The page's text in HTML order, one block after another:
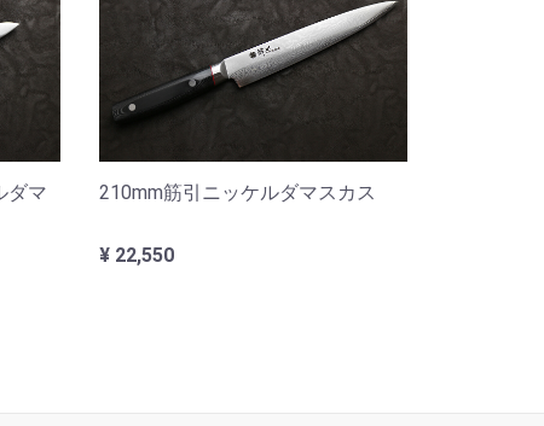
ダマ
210mm筋引ニッケルダマスカス
¥ 22,550